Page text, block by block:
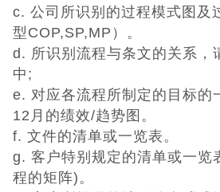
c. 公司所识别的过程模式图及
型COP,SP,MP）。
d. 所识别流程与条文的关系，
中;
e. 对应各流程所制定的目标的
12月的绩效/趋势图。
f. 文件的清单或一览表。
g. 客户特别规定的清单或一览
程的矩阵)。